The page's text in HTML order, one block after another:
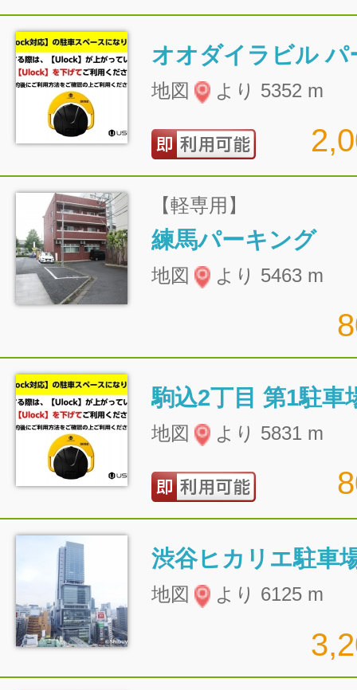
オオダイラビル パ
地図 より 5352 m
【軽専用】
練馬パーキング
地図 より 5463 m
駒込2丁目 第1駐車
地図 より 5831 m
渋谷ヒカリエ駐車
地図 より 6125 m